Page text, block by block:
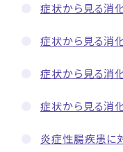
症状から見る消
症状から見る消
症状から見る消
症状から見る消
炎症性腸疾患に